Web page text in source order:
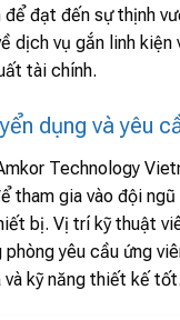
để đạt đến sự thịnh
dịch vụ gắn linh kiện
tài chính.
dụng và yêu
Technology
tham gia vào đội
bị. Vị trí kỹ thuật
yêu cầu ứng
và kỹ năng thiết kế